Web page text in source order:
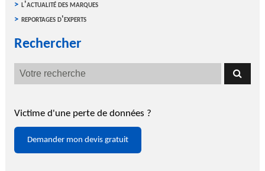
l'actualité des marques
reportages d'experts
Rechercher
Victime d'une perte de données ?
Demander mon devis gratuit